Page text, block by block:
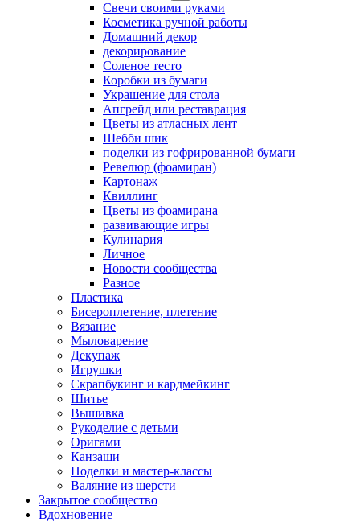
Свечи своими руками
Косметика ручной работы
Домашний декор
декорирование
Соленое тесто
Коробки из бумаги
Украшение для стола
Апгрейд или реставрация
Цветы из атласных лент
Шебби шик
поделки из гофрированной бумаги
Ревелюр (фоамиран)
Картонаж
Квиллинг
Цветы из фоамирана
развивающие игры
Кулинария
Личное
Новости сообщества
Разное
Пластика
Бисероплетение, плетение
Вязание
Мыловарение
Декупаж
Игрушки
Скрапбукинг и кардмейкинг
Шитье
Вышивка
Рукоделие с детьми
Оригами
Канзаши
Поделки и мастер-классы
Валяние из шерсти
Закрытое сообщество
Вдохновение